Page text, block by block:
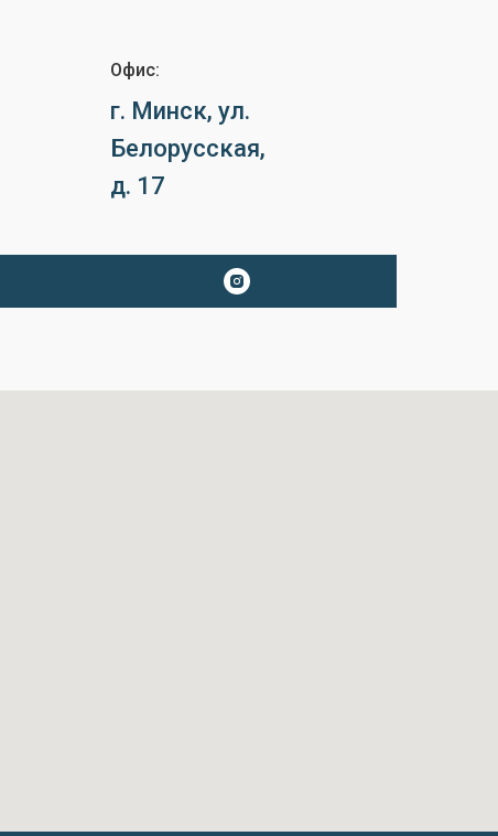
Офис:
г. Минск, ул.
Белорусская,
д. 17